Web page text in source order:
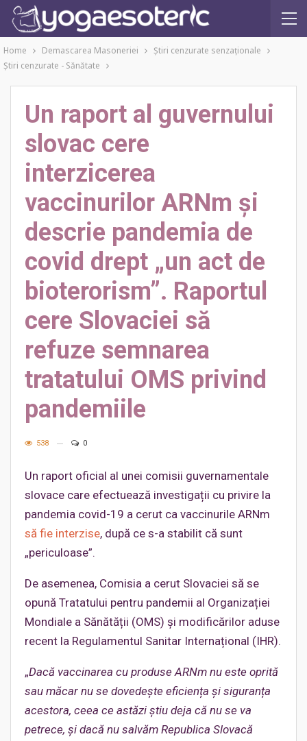
Home Demascarea Masoneriei
Ştiri cenzurate senzaţionale
Ştiri cenzurate - Sănătate
Un raport al guvernului
slovac cere
interzicerea
vaccinurilor ARNm și
descrie pandemia de
covid drept „un act de
bioterorism”. Raportul
cere Slovaciei să
refuze semnarea
tratatului OMS privind
pandemiile
538 0
Un raport oficial al unei comisii guvernamentale
slovace care efectuează investigații cu privire la
pandemia covid-19 a cerut ca vaccinurile ARNm
să fie interzise, după ce s-a stabilit că sunt
„periculoase”.
De asemenea, Comisia a cerut Slovaciei să se
opună Tratatului pentru pandemii al Organizației
Mondiale a Sănătății (OMS) și modificărilor aduse
recent la Regulamentul Sanitar Internațional (IHR).
„Dacă vaccinarea cu produse ARNm nu este oprită
sau măcar nu se dovedește eficiența și siguranța
acestora, ceea ce astăzi știu deja că nu se va
petrece, și dacă nu salvăm Republica Slovacă